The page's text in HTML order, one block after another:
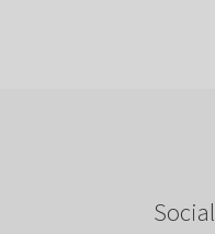
Social